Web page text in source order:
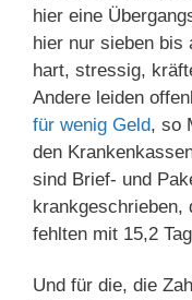
hier eine
hier nur sieben bis
hart, stressig,
Andere leiden
für wenig Geld, so
den
sind Brief- und
krankgeschrieben,
fehlten mit 15,2
Und für die, die